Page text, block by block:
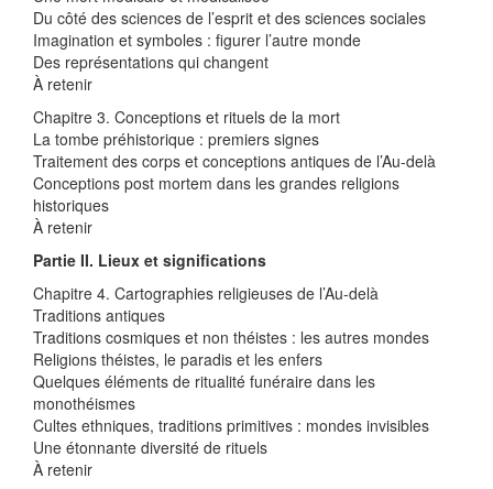
Du côté des sciences de l’esprit et des sciences sociales
Imagination et symboles : figurer l’autre monde
Des représentations qui changent
À retenir
Chapitre 3. Conceptions et rituels de la mort
La tombe préhistorique : premiers signes
Traitement des corps et conceptions antiques de l’Au-delà
Conceptions post mortem dans les grandes religions
historiques
À retenir
Partie II. Lieux et significations
Chapitre 4. Cartographies religieuses de l’Au-delà
Traditions antiques
Traditions cosmiques et non théistes : les autres mondes
Religions théistes, le paradis et les enfers
Quelques éléments de ritualité funéraire dans les
monothéismes
Cultes ethniques, traditions primitives : mondes invisibles
Une étonnante diversité de rituels
À retenir